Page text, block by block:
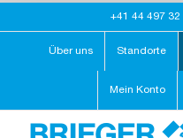
springen
+41 44 497 32
Über uns Standorte
Mein Konto